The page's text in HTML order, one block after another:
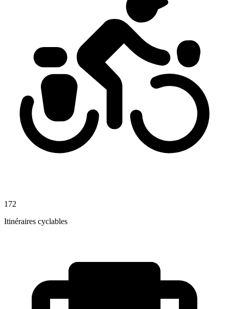
172
Itinéraires cyclables